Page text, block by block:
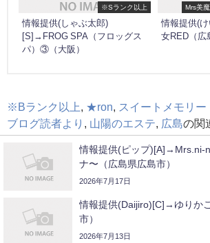
※Sランク以上
情報提供(しゃぶ太郎)
[S]→FROG SPA（フロッグス
パ）③（大阪）
Mrs美
情報提供(
女RED（広
※Bランク以上 ★ron スイートメモリー
ブログ読者より
山陽のエステ 広島の関
情報提供(ピップ
ナ〜（広島県広島市）
2026年7月17日
情報提供(Daijiro)[C]→ゆりか
市）
2026年7月13日